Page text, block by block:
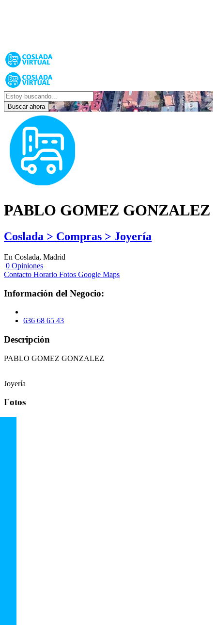
Buscar ahora
PABLO GOMEZ GONZALEZ
Coslada > Compras > Joyería
En Coslada, Madrid
0 Opiniones
Contacto Horario Fotos Google Maps
Información del Negocio:
636 68 65 43
Descripción
PABLO GOMEZ GONZALEZ
Joyería
Fotos